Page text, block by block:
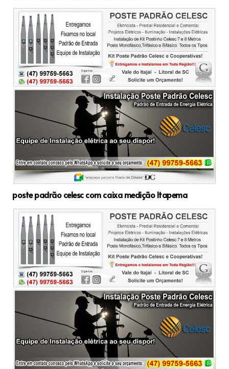
poste padrão celesc com caixa medição Itapema